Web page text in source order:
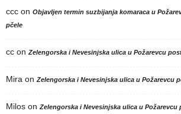
ccc on Objavljen termin suzbijanja komaraca u
pčele
cc on Zelengorska i Nevesinjska ulica u Požarevcu
Mira on Zelengorska i Nevesinjska ulica u Požarevcu
Milos on Zelengorska i Nevesinjska ulica u Požarevcu